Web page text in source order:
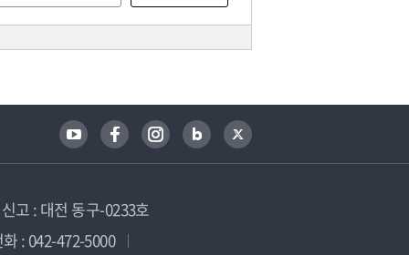
고 : 대전 동구-0233호
: 042-472-5000